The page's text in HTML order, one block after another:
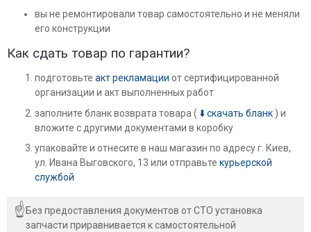
вы не ремонтировали товар самостоятельно и не меняли
его конструкции
Как сдать товар по гарантии?
подготовьте акт рекламации от сертифицированной
организации и акт выполненных работ
заполните бланк возврата товара ( ⬇️скачать бланк) и
вложите с другими документами в коробку
упаковайте и отнесите в наш магазин по адресу г. Киев,
ул. Ивана Выговского, 13 или отправьте курьерской
службой
☝ Без предоставления документов от СТО установка
запчасти приравнивается к самостоятельной